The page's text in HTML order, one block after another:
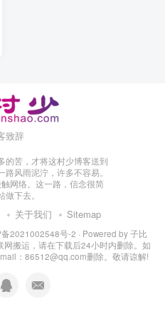
致辞
的苦，才将这村少博客送到
风雨泥泞，许多不容易。
网络。这一路，信念很简
做下去。
关于我们 Sitemap
备2021002548号-2 · Powered by子比
网搬运，请在下载后24小时内删除。如
：86512@qq.com删除。敬请谅解!